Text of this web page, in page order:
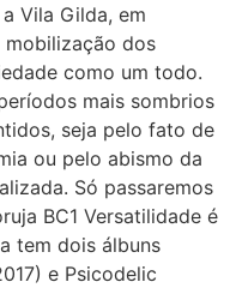
Vila Gilda, em
mobilização dos
como um todo.
mais sombrios
seja pelo fato de
ou pelo abismo da
Só passaremos
BC1 Versatilidade é
tem dois álbuns
e Psicodelic